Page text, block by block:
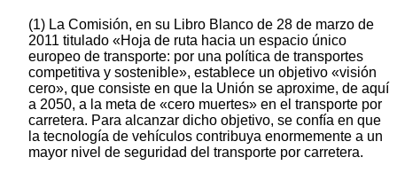
(1) La Comisión, en su Libro Blanco de 28 de marzo de
2011 titulado «Hoja de ruta hacia un espacio único
europeo de transporte: por una política de transportes
competitiva y sostenible», establece un objetivo «visión
cero», que consiste en que la Unión se aproxime, de aquí
a 2050, a la meta de «cero muertes» en el transporte por
carretera. Para alcanzar dicho objetivo, se confía en que
la tecnología de vehículos contribuya enormemente a un
mayor nivel de seguridad del transporte por carretera.